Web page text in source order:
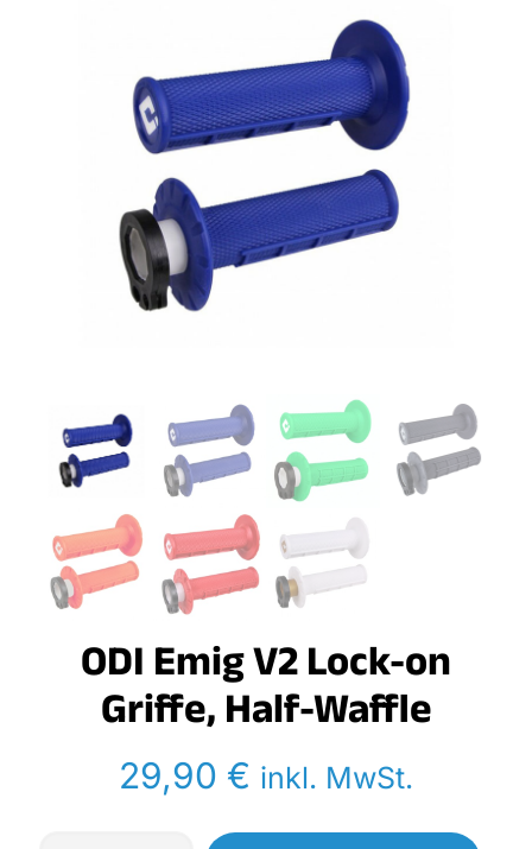
ODI Emig V2 Lock-on
Griffe, Half-Waffle
29,90 € inkl. MwSt.